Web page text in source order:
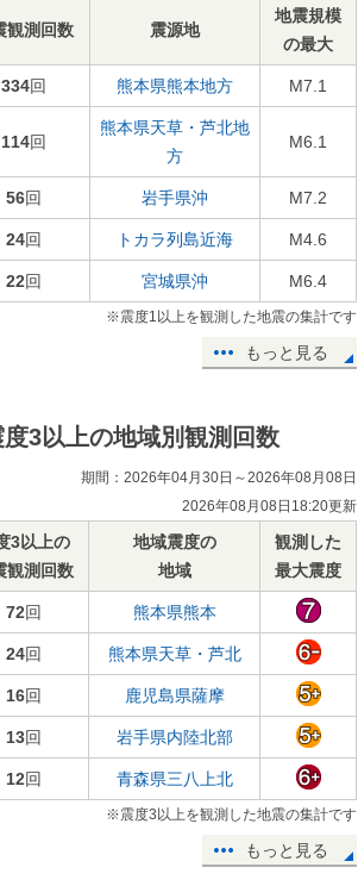
観測回数 震源地
地震規模
の最大
334回 熊本県熊本地方 M7.1
114回
熊本県天草・芦北地
方
M6.1
56回 岩手県沖 M7.2
24回 トカラ列島近海 M4.6
22回 宮城県沖 M6.4
※震度1以上を観測した地震の集計です
もっと見る
度3以上の地域別観測回数
期間：2026年04月30日～2026年08月08日
2026年08月08日18:20更新
3以上の
観測回数
地域震度の
地域
観測した
最大震度
72回 熊本県熊本
24回 熊本県天草・芦北
16回 鹿児島県薩摩
13回 岩手県内陸北部
12回 青森県三八上北
※震度3以上を観測した地震の集計です
もっと見る